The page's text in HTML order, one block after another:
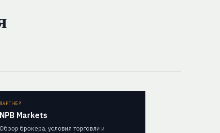
ПАРТНЁР
NPB Markets
Обзор брокера, условия торговли и